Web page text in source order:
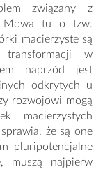
związany z
Mowa tu o tzw.
macierzyste są
w
naprzód jest
odkrytych u
rozwojowi mogą
macierzystych
że są one
pluripotencjalne
muszą najpierw